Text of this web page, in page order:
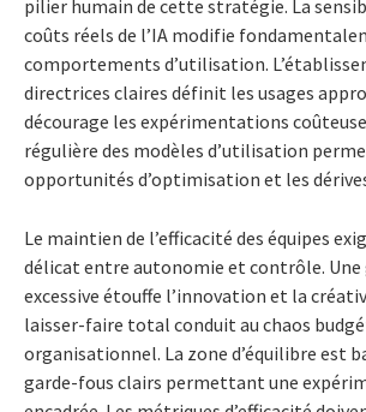
pilier humain de cette stratégie. La
coûts réels de l’IA modifie
comportements d’utilisation.
directrices claires définit les usages
décourage les expérimentations
régulière des modèles d’utilisation
opportunités d’optimisation et les
Le maintien de l’efficacité des équipes
délicat entre autonomie et contrôle. Une
excessive étouffe l’innovation et la
laisser-faire total conduit au chaos
organisationnel. La zone d’équilibre est
garde-fous clairs permettant une